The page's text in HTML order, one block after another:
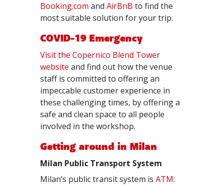
Booking.com andAirBnB to find the
most suitable solution for your trip.
COVID-19 Emergency
Visit the Copernico Blend Tower
website and find out how the venue
staff is committed to offering an
impeccable customer experience in
these challenging times, by offering a
safe and clean space to all people
involved in the workshop.
Getting around in Milan
Milan Public Transport System
Milan’s public transit system isATM: